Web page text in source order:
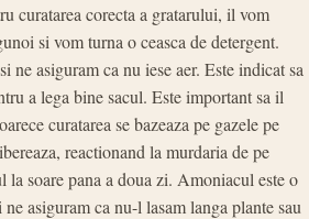
curatarea corecta a gratarului, il vom
si vom turna o ceasca de detergent.
ne asiguram ca nu iese aer. Este indicat sa
a lega bine sacul. Este important sa il
curatarea se bazeaza pe gazele pe
reactionand la murdaria de pe
la soare pana a doua zi. Amoniacul este o
asiguram ca nu-l lasam langa plante sau